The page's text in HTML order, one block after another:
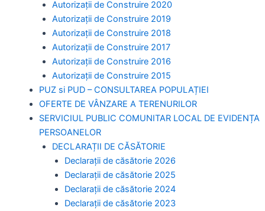
Autorizații de Construire 2020
Autorizații de Construire 2019
Autorizaţii de Construire 2018
Autorizaţii de Construire 2017
Autorizaţii de Construire 2016
Autorizaţii de Construire 2015
PUZ si PUD – CONSULTAREA POPULAȚIEI
OFERTE DE VÂNZARE A TERENURILOR
SERVICIUL PUBLIC COMUNITAR LOCAL DE EVIDENȚA
PERSOANELOR
DECLARAȚII DE CĂSĂTORIE
Declarații de căsătorie 2026
Declarații de căsătorie 2025
Declarații de căsătorie 2024
Declarații de căsătorie 2023